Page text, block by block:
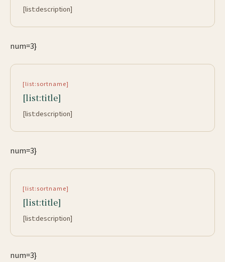
[list:description]
num=3}
[list:sortname]
[list:title]
[list:description]
num=3}
[list:sortname]
[list:title]
[list:description]
num=3}